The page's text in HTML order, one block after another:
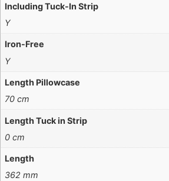
Including Tuck-In Strip
Y
Iron-Free
Y
Length Pillowcase
70 cm
Length Tuck in Strip
0 cm
Length
362 mm